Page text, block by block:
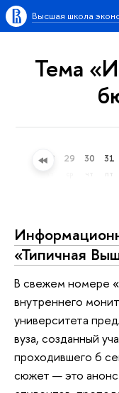
Высшая школа
Тема
28 29 30 31
пт
«Типичная
В свежем номере
внутреннего
университета
вуза, созданный
проходившего 6
сюжет — это